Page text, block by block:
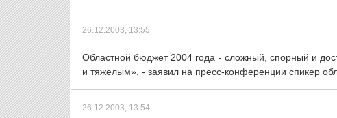
26.12.2003, 13:55
Областной бюджет 2004 года - сложный, спорный и
и тяжелым», - заявил на пресс-конференции спикер
26.12.2003, 13:54